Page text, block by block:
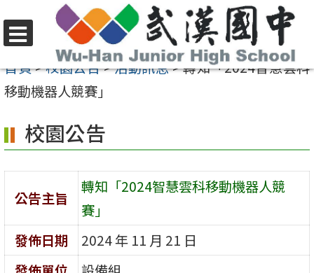
至
要
容
區
選
單
首頁>校園公告>活動訊息>轉知「2024智慧雲科
移動機器人競賽」
校園公告
公告主旨
轉知「2024智慧雲科移動機器人競
賽」
發佈日期
2024 年 11 月 21 日